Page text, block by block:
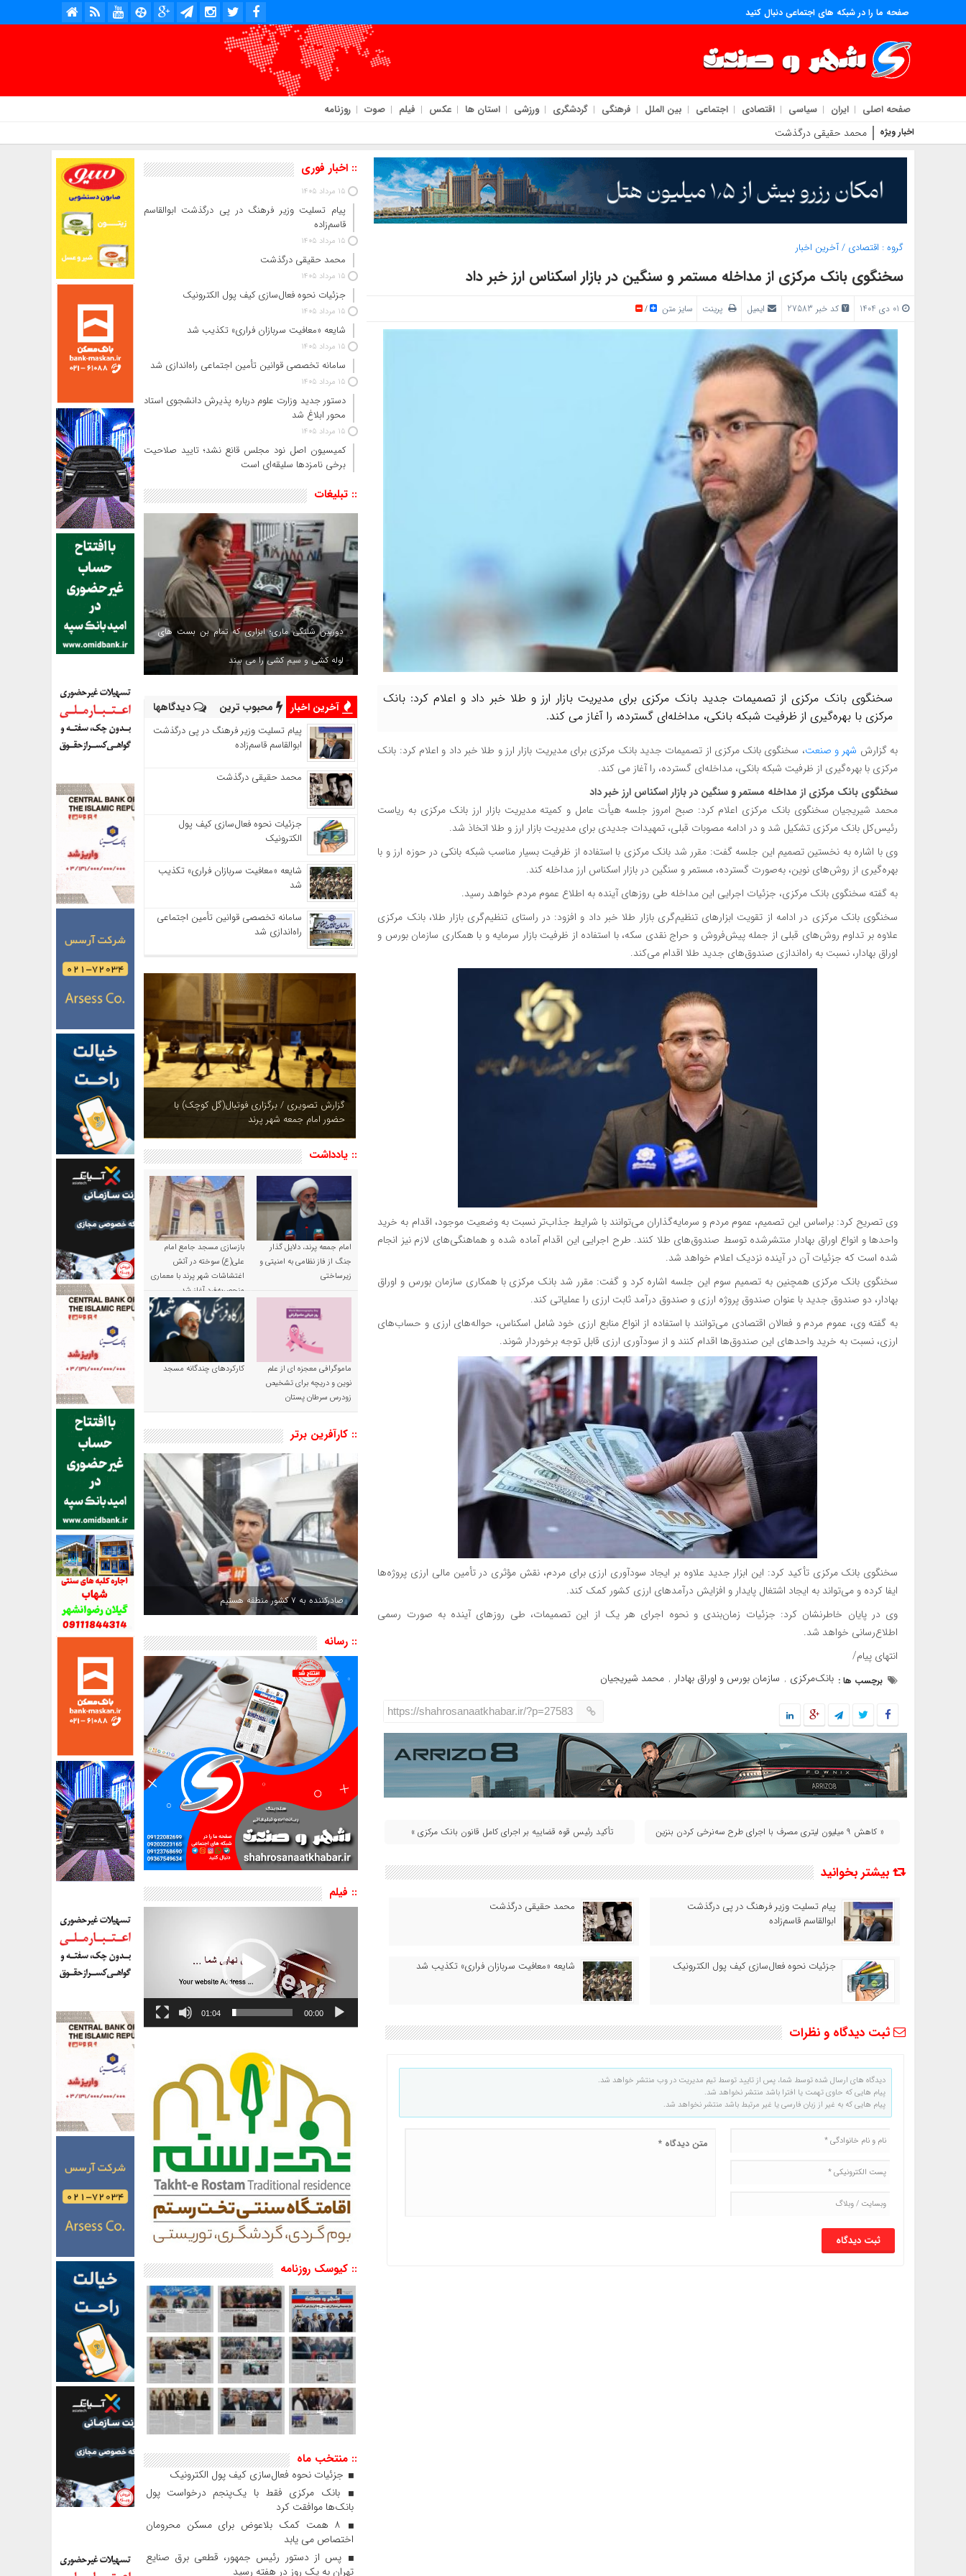
صفحه ما را در شبکه های اجتماعی دنبال کنید
صفحه اصلی ایران سیاسی اقتصادی اجتماعی بین الملل فرهنگی گردشگری ورزشی استان ها عکس فیلم صوت روزنامه
اخبار ویژه محمد حقیقی درگذشت
گروه : اقتصادی /آخرین اخبار
سخنگوی بانک مرکزی از مداخله مستمر و سنگین در بازار اسکناس ارز خبر داد
کد خبر 27583 ایمیل پرینت سایز متن /
سخنگوی بانک مرکزی از تصمیمات جدید بانک مرکزی برای مدیریت بازار ارز و طلا خبر داد و اعلام کرد: بانک
مرکزی با بهره‌گیری از ظرفیت شبکه بانکی، مداخله‌ای گسترده، را آغاز می کند.
به گزارش شهر و صنعت، سخنگوی بانک مرکزی از تصمیمات جدید بانک مرکزی برای مدیریت بازار ارز و طلا خبر داد و اعلام کرد: بانک
مرکزی با بهره‌گیری از ظرفیت شبکه بانکی، مداخله‌ای گسترده، را آغاز می کند.
سخنگوی بانک مرکزی از مداخله مستمر و سنگین در بازار اسکناس ارز خبر داد
محمد شیریجیان سخنگوی بانک مرکزی اعلام کرد: صبح امروز جلسه هیأت عامل و کمیته مدیریت بازار ارز بانک مرکزی به ریاست
رئیس‌کل بانک مرکزی تشکیل شد و در ادامه مصوبات قبلی، تمهیدات جدیدی برای مدیریت بازار ارز و طلا اتخاذ شد.
وی با اشاره به نخستین تصمیم این جلسه گفت: مقرر شد بانک مرکزی با استفاده از ظرفیت بسیار مناسب شبکه بانکی در حوزه ارز و با
بهره‌گیری از روش‌های نوین، به‌صورت گسترده، مستمر و سنگین در بازار اسکناس ارز مداخله کند.
به گفته سخنگوی بانک مرکزی، جزئیات اجرایی این مداخله طی روزهای آینده به اطلاع عموم مردم خواهد رسید.
سخنگوی بانک مرکزی در ادامه از تقویت ابزارهای تنظیم‌گری بازار طلا خبر داد و افزود: در راستای تنظیم‌گری بازار طلا، بانک مرکزی
علاوه بر تداوم روش‌های قبلی از جمله پیش‌فروش و حراج نقدی سکه، با استفاده از ظرفیت بازار سرمایه و با همکاری سازمان بورس و
اوراق بهادار، نسبت به راه‌اندازی صندوق‌های جدید طلا اقدام می‌کند.
وی تصریح کرد: براساس این تصمیم، عموم مردم و سرمایه‌گذاران می‌توانند با شرایط جذاب‌تر نسبت به وضعیت موجود، اقدام به خرید
واحدها و انواع اوراق بهادار منتشرشده توسط صندوق‌های طلا کنند. طرح اجرایی این اقدام آماده شده و هماهنگی‌های لازم نیز انجام
شده است که جزئیات آن در آینده نزدیک اعلام خواهد شد.
سخنگوی بانک مرکزی همچنین به تصمیم سوم این جلسه اشاره کرد و گفت: مقرر شد بانک مرکزی با همکاری سازمان بورس و اوراق
بهادار، دو صندوق جدید با عنوان صندوق پروژه ارزی و صندوق درآمد ثابت ارزی را عملیاتی کند.
به گفته وی، عموم مردم و فعالان اقتصادی می‌توانند با استفاده از انواع منابع ارزی خود شامل اسکناس، حواله‌های ارزی و حساب‌های
ارزی، نسبت به خرید واحدهای این صندوق‌ها اقدام کنند و از سودآوری ارزی قابل توجه برخوردار شوند.
سخنگوی بانک مرکزی تأکید کرد: این ابزار جدید علاوه بر ایجاد سودآوری ارزی برای مردم، نقش مؤثری در تأمین مالی ارزی پروژه‌ها
ایفا کرده و می‌تواند به ایجاد اشتغال پایدار و افزایش درآمدهای ارزی کشور کمک کند.
وی در پایان خاطرنشان کرد: جزئیات زمان‌بندی و نحوه اجرای هر یک از این تصمیمات، طی روزهای آینده به صورت رسمی
اطلاع‌رسانی خواهد شد.
انتهای پیام/
برچسب ها : بانک‌مرکزی , سازمان بورس و اوراق بهادار , محمد شیریجیان
https://shahrosanaatkhabar.ir/?p=27583
« کاهش ۹ میلیون لیتری مصرف با اجرای طرح سه‌نرخی کردن بنزین تأکید رئیس قوه قضاییه بر اجرای کامل قانون بانک مرکزی »
بیشتر بخوانید
پیام تسلیت وزیر فرهنگ در پی درگذشت
ابوالقاسم قاسم‌زاده
محمد حقیقی درگذشت
جزئیات نحوه فعال‌سازی کیف پول الکترونیک شایعه «معافیت سربازان فراری» تکذیب شد
ثبت دیدگاه و نظرات
دیدگاه های ارسال شده توسط شما، پس از تایید توسط تیم مدیریت در وب منتشر خواهد شد.
پیام هایی که حاوی تهمت یا افترا باشد منتشر نخواهد شد.
پیام هایی که به غیر از زبان فارسی یا غیر مرتبط باشد منتشر نخواهد شد.
:: اخبار فوری
15 مرداد 1405
پیام تسلیت وزیر فرهنگ در پی درگذشت ابوالقاسم
قاسم‌زاده
15 مرداد 1405
محمد حقیقی درگذشت
15 مرداد 1405
جزئیات نحوه فعال‌سازی کیف پول الکترونیک
15 مرداد 1405
شایعه «معافیت سربازان فراری» تکذیب شد
15 مرداد 1405
سامانه تخصصی قوانین تأمین اجتماعی راه‌اندازی شد
15 مرداد 1405
دستور جدید وزارت علوم درباره پذیرش دانشجوی استاد
محور ابلاغ شد
15 مرداد 1405
کمیسیون اصل نود مجلس قانع نشد؛ تایید صلاحیت
برخی نامزدها سلیقه‌ای است
:: تبلیغات
دوربین شلنگی ماری؛ ابزاری که تمام بن بست های
لوله کشی و سیم کشی را می بیند
آخرین اخبار محبوب ترین دیدگاهها
پیام تسلیت وزیر فرهنگ در پی درگذشت
ابوالقاسم قاسم‌زاده
محمد حقیقی درگذشت
جزئیات نحوه فعال‌سازی کیف پول
الکترونیک
شایعه «معافیت سربازان فراری» تکذیب
شد
سامانه تخصصی قوانین تأمین اجتماعی
راه‌اندازی شد
چشم نوازی بوستان های شهر پرند در فصل بهار +
تصاویر
:: یادداشت
امام جمعه پرند، دلایل گذار
جنگ از فاز نظامی به امنیتی و
زیرساختی
بازسازی مسجد جامع امام
علی(ع) سوخته در آتش
اغتشاشات شهر پرند با معماری
منحصربه‌فرد آغاز شد
ماموگرافی معجزه ای از علم
نوین و دریچه برای تشخیص
زودرس سرطان پستان
کارکردهای چندگانه مسجد
:: کارآفرین برتر
صادرکننده به ۷ کشور منطقه هستیم
:: رسانه
:: فیلم
نمایشگر
00:00
01:04
:: کیوسک روزنامه
:: منتخب ماه
جزئیات نحوه فعال‌سازی کیف پول الکترونیک
بانک مرکزی فقط با یک‌‎پنجم درخواست پول
بانک‌ها موافقت کرد
۸ همت کمک بلاعوض برای مسکن محرومان
اختصاص می یابد
پس از دستور رئیس‌ جمهور، قطعی برق صنایع
تهران به یک روز در هفته رسید